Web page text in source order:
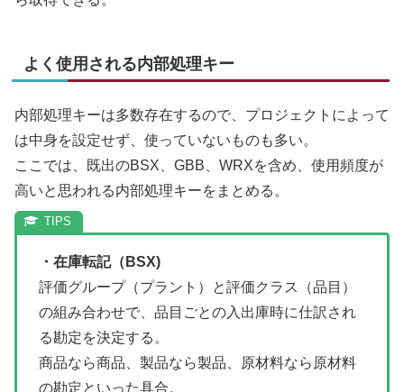
よく使用される内部処理キー
内部処理キーは多数存在するので、プロジェクトによって
は中身を設定せず、使っていないものも多い。
ここでは、既出のBSX、GBB、WRXを含め、使用頻度が
高いと思われる内部処理キーをまとめる。
・在庫転記（BSX)
評価グループ（プラント）と評価クラス（品目）
の組み合わせで、品目ごとの入出庫時に仕訳され
る勘定を決定する。
商品なら商品、製品なら製品、原材料なら原材料
の勘定といった具合。